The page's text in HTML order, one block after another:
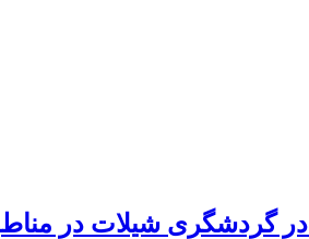
گردشگری شیلات در